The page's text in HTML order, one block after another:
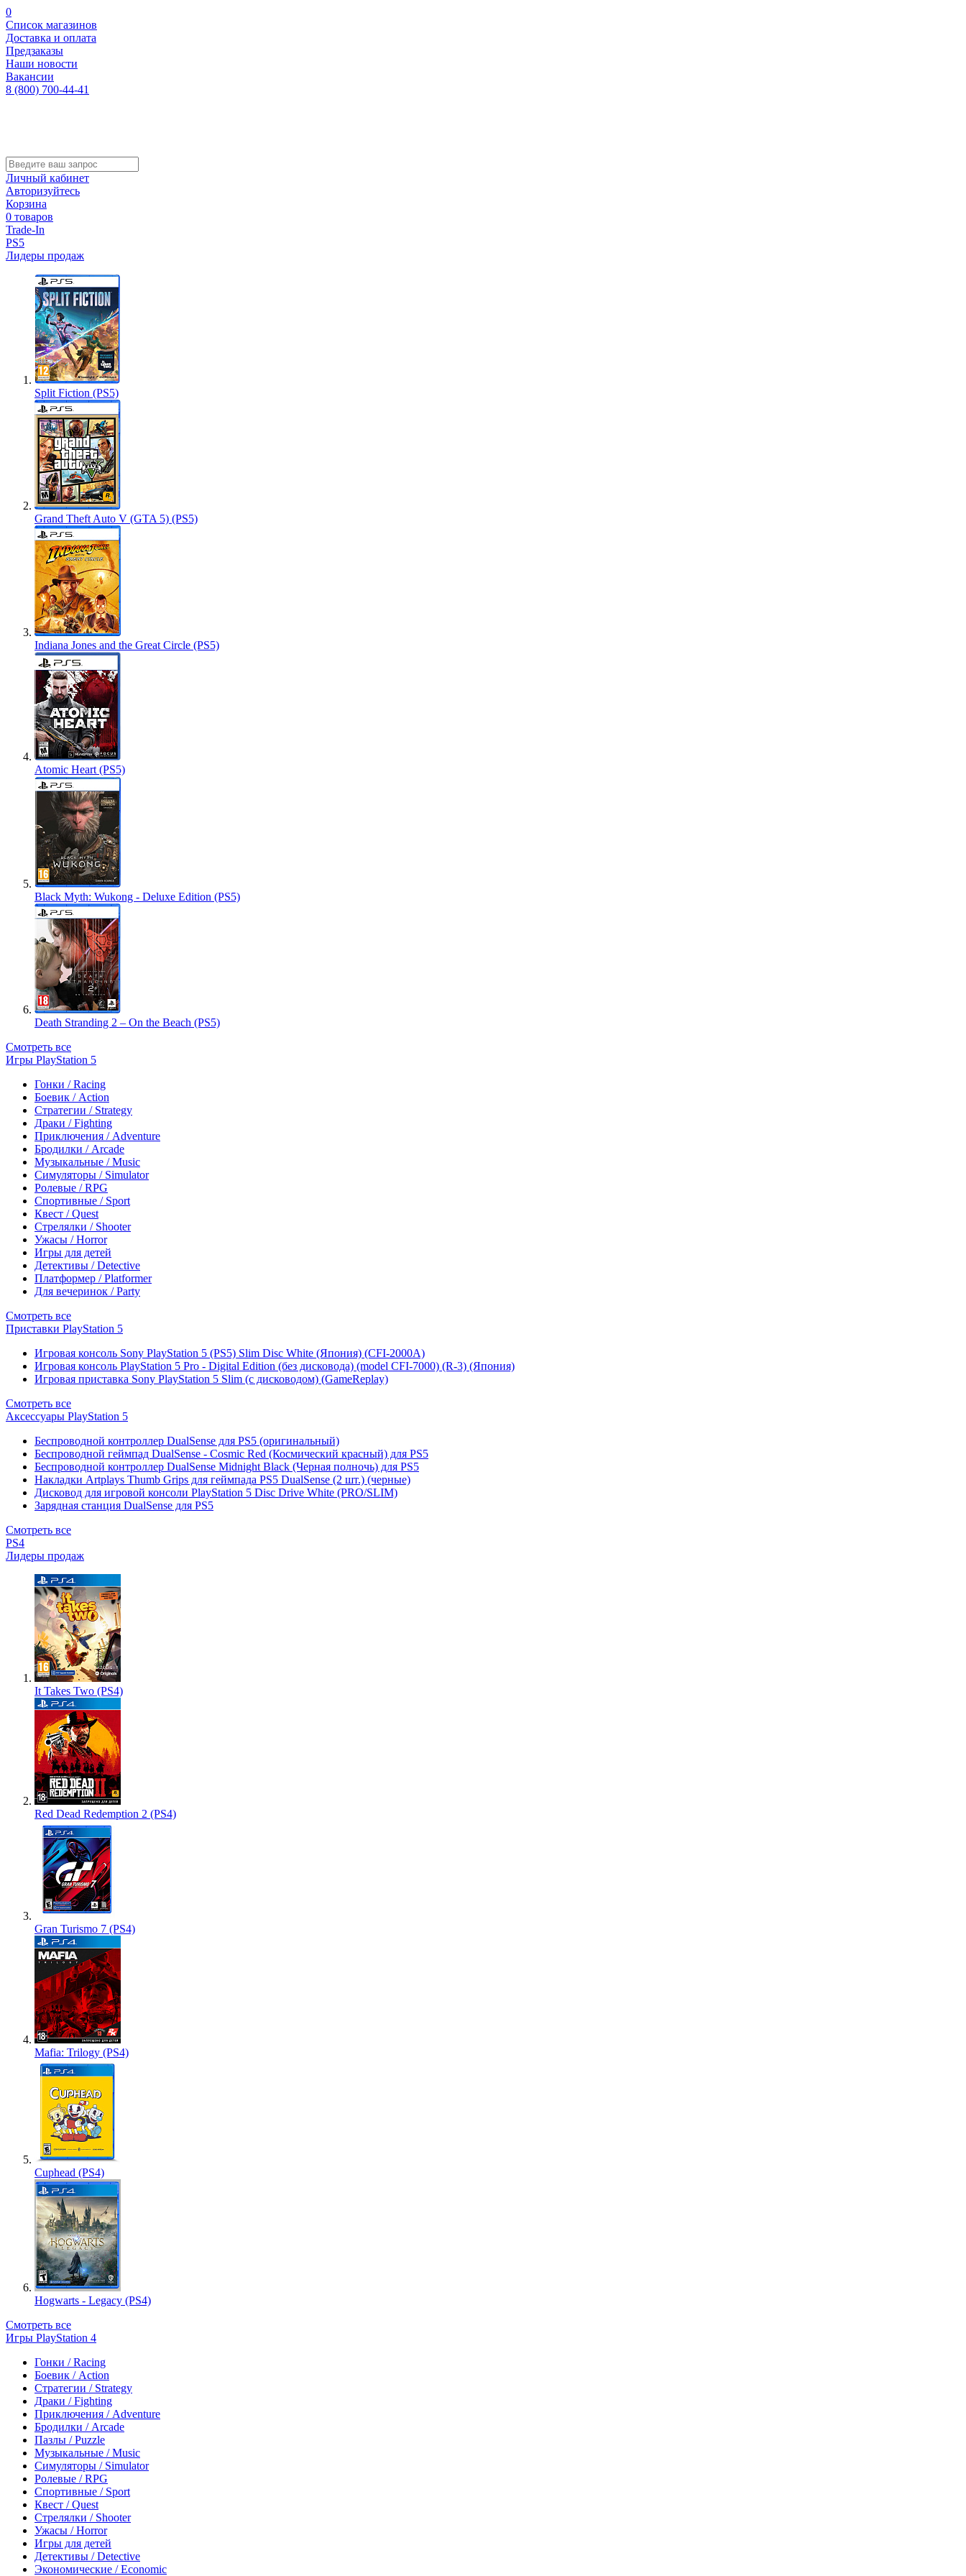
0
Список магазинов
Доставка и оплата
Предзаказы
Наши новости
Вакансии
8 (800) 700-44-41
Личный кабинет
Авторизуйтесь
Корзина
0 товаров
Trade-In
PS5
Лидеры продаж
Split Fiction (PS5)
Grand Theft Auto V (GTA 5) (PS5)
Indiana Jones and the Great Circle (PS5)
Atomic Heart (PS5)
Black Myth: Wukong - Deluxe Edition (PS5)
Death Stranding 2 – On the Beach (PS5)
Смотреть все
Игры PlayStation 5
Гонки / Racing
Боевик / Action
Стратегии / Strategy
Драки / Fighting
Приключения / Adventure
Бродилки / Arcade
Музыкальные / Music
Симуляторы / Simulator
Ролевые / RPG
Спортивные / Sport
Квест / Quest
Стрелялки / Shooter
Ужасы / Horror
Игры для детей
Детективы / Detective
Платформер / Platformer
Для вечеринок / Party
Смотреть все
Приставки PlayStation 5
Игровая консоль Sony PlayStation 5 (PS5) Slim Disc White (Япония) (CFI-2000A)
Игровая консоль PlayStation 5 Pro - Digital Edition (без дисковода) (model CFI-7000) (R-3) (Япония)
Игровая приставка Sony PlayStation 5 Slim (с дисководом) (GameReplay)
Смотреть все
Аксессуары PlayStation 5
Беспроводной контроллер DualSense для PS5 (оригинальный)
Беспроводной геймпад DualSense - Cosmic Red (Космический красный) для PS5
Беспроводной контроллер DualSense Midnight Black (Черная полночь) для PS5
Накладки Artplays Thumb Grips для геймпада PS5 DualSense (2 шт.) (черные)
Дисковод для игровой консоли PlayStation 5 Disc Drive White (PRO/SLIM)
Зарядная станция DualSense для PS5
Смотреть все
PS4
Лидеры продаж
It Takes Two (PS4)
Red Dead Redemption 2 (PS4)
Gran Turismo 7 (PS4)
Mafia: Trilogy (PS4)
Cuphead (PS4)
Hogwarts - Legacy (PS4)
Смотреть все
Игры PlayStation 4
Гонки / Racing
Боевик / Action
Стратегии / Strategy
Драки / Fighting
Приключения / Adventure
Бродилки / Arcade
Пазлы / Puzzle
Музыкальные / Music
Симуляторы / Simulator
Ролевые / RPG
Спортивные / Sport
Квест / Quest
Стрелялки / Shooter
Ужасы / Horror
Игры для детей
Детективы / Detective
Экономические / Economic